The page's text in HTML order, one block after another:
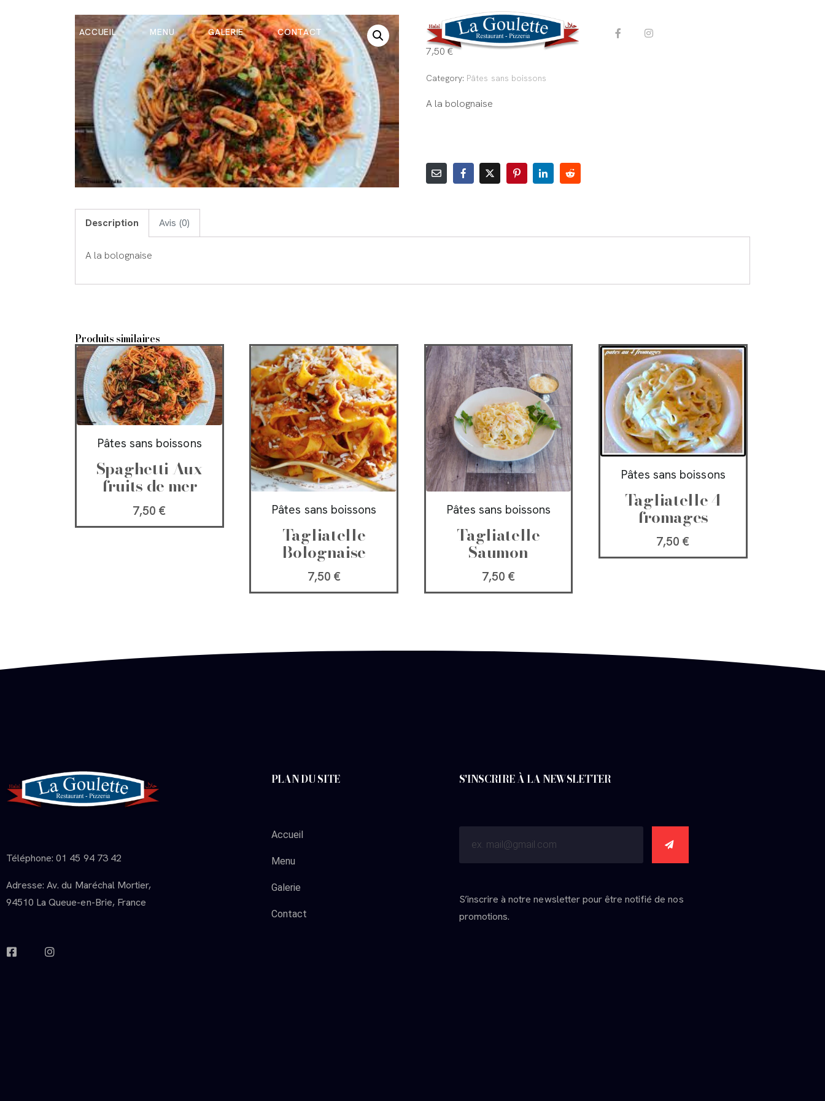
ACCUEIL MENU GALERIE CONTACT Spaghetti A la bolognaise
7,50€
Category: Pâtes sans boissons
A la bolognaise
Description Avis (0)
A la bolognaise
Produits similaires
Pâtes sans boissons
Spaghetti Aux
fruits de mer
7,50€ Pâtes sans boissons
Tagliatelle
Bolognaise
7,50 €
Pâtes sans boissons
Tagliatelle
Saumon
7,50€
Pâtes sans boissons
Tagliatelle 4
fromages
7,50€
Téléphone: 01 45 94 73 42
Adresse: Av. du Maréchal Mortier,
94510 La Queue-en-Brie, France
PLAN DU SITE
Accueil
Menu
Galerie
Contact
S'INSCRIRE À LA NEWSLETTER
S’inscrire à notre newsletter pour être notifié de nos
promotions.